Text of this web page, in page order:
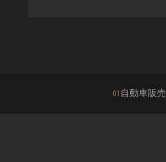
01 自動車販売